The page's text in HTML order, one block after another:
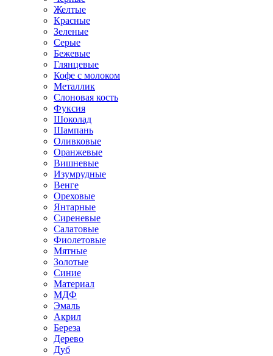
Желтые
Красные
Зеленые
Серые
Бежевые
Глянцевые
Кофе с молоком
Металлик
Слоновая кость
Фуксия
Шоколад
Шампань
Оливковые
Оранжевые
Вишневые
Изумрудные
Венге
Ореховые
Янтарные
Сиреневые
Салатовые
Фиолетовые
Мятные
Золотые
Синие
Материал
МДФ
Эмаль
Акрил
Береза
Дерево
Дуб